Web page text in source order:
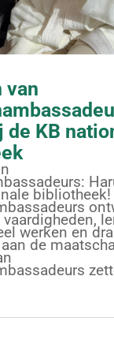
van
de KB
bibliotheek!
werken en
de